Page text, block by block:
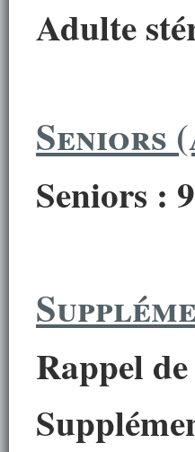
Adulte
Seniors
Seniors :
Rappel